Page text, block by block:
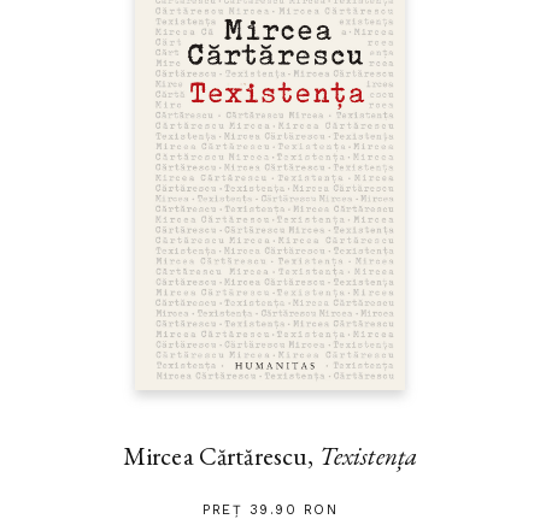
Mircea Cărtărescu, Texistența
PREȚ 39.90 RON